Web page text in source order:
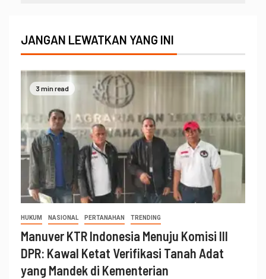
JANGAN LEWATKAN YANG INI
3 min read
HUKUM NASIONAL PERTANAHAN TRENDING
Manuver KTR Indonesia Menuju Komisi III
DPR: Kawal Ketat Verifikasi Tanah Adat
yang Mandek di Kementerian